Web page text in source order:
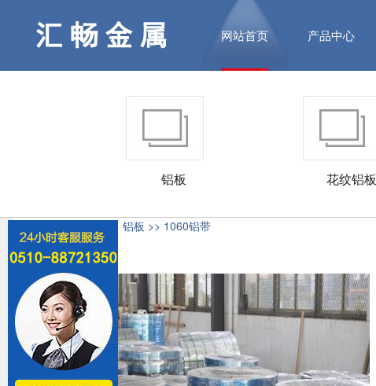
网站首页 产品中心
铝板 花纹铝板
首页 >产品中心 >> 铝板 >> 1060铝带